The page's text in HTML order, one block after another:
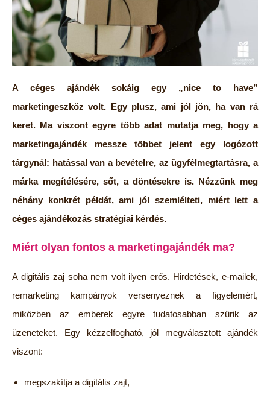
A céges ajándék sokáig egy „nice to have”
marketingeszköz volt. Egy plusz, ami jól jön, ha van rá
keret. Ma viszont egyre több adat mutatja meg, hogy a
marketingajándék messze többet jelent egy logózott
tárgynál: hatással van a bevételre, az ügyfélmegtartásra, a
márka megítélésére, sőt, a döntésekre is. Nézzünk meg
néhány konkrét példát, ami jól szemlélteti, miért lett a
céges ajándékozás stratégiai kérdés.
Miért olyan fontos a marketingajándék ma?
A digitális zaj soha nem volt ilyen erős. Hirdetések, e-mailek,
remarketing kampányok versenyeznek a figyelemért,
miközben az emberek egyre tudatosabban szűrik az
üzeneteket. Egy kézzelfogható, jól megválasztott ajándék
viszont:
megszakítja a digitális zajt,